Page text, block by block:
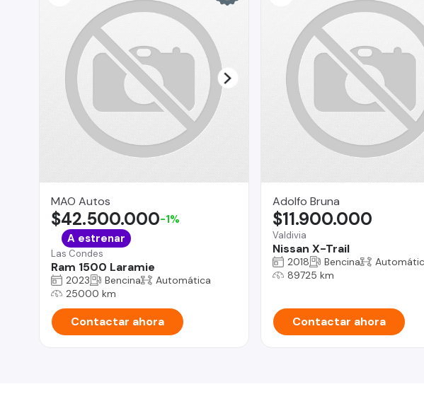
MAO Autos
Las Condes
Ram 1500 Laramie
$42.500.000-1%
A estrenar
2023 Bencina
Automática
25000 km
Contactar ahora
Adolfo Bruna
Valdivia
Nissan X-Trail
$11.900.000
2018 Bencina
89725 km
Contactar ahora